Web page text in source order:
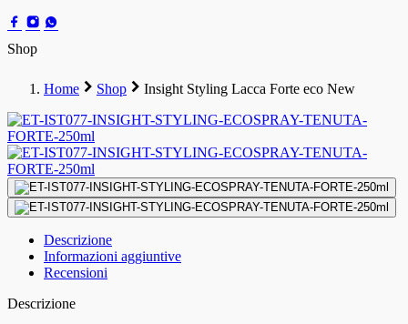
Shop
Home Shop Insight Styling Lacca Forte eco New
Descrizione
Informazioni aggiuntive
Recensioni
Descrizione